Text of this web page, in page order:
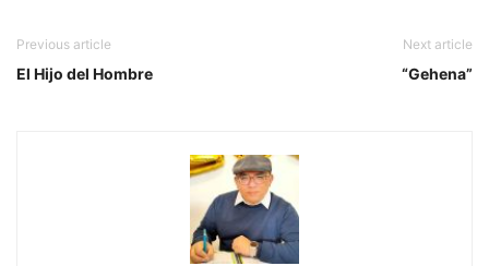
Previous article
El Hijo del Hombre
Next article
“Gehena”